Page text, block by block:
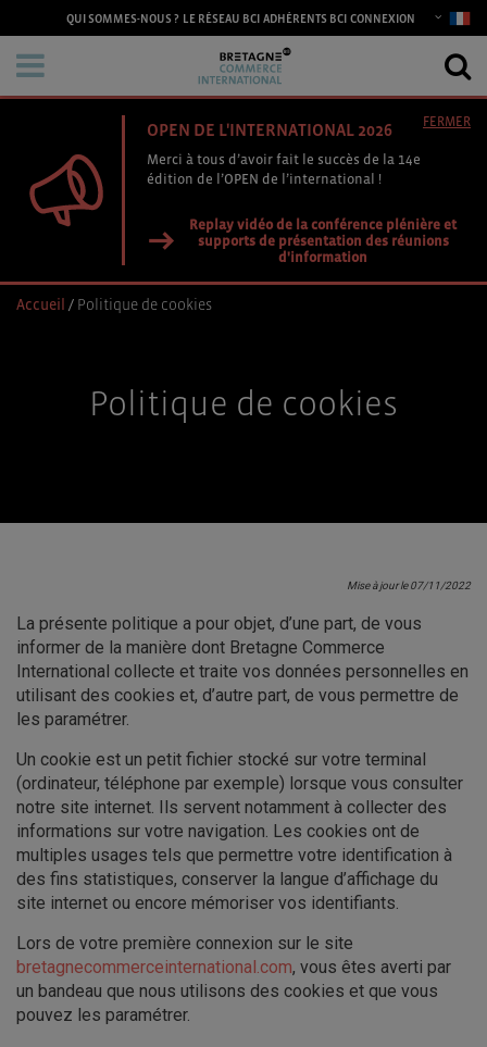
QUI SOMMES-NOUS ? LE RÉSEAU BCI ADHÉRENTS BCI CONNEXION
OPEN DE L'INTERNATIONAL 2026
Merci à tous d’avoir fait le succès de la 14e
édition de l’OPEN de l’international !
Replay vidéo de la conférence plénière et
supports de présentation des réunions
d'information
FERMER
Accueil / Politique de cookies
Politique de cookies
Mise à jour le 07/11/2022
La présente politique a pour objet, d’une part, de vous
informer de la manière dont Bretagne Commerce
International collecte et traite vos données personnelles en
utilisant des cookies et, d’autre part, de vous permettre de
les paramétrer.
Un cookie est un petit fichier stocké sur votre terminal
(ordinateur, téléphone par exemple) lorsque vous consulter
notre site internet. Ils servent notamment à collecter des
informations sur votre navigation. Les cookies ont de
multiples usages tels que permettre votre identification à
des fins statistiques, conserver la langue d’affichage du
site internet ou encore mémoriser vos identifiants.
Lors de votre première connexion sur le site
bretagnecommerceinternational.com, vous êtes averti par
un bandeau que nous utilisons des cookies et que vous
pouvez les paramétrer.